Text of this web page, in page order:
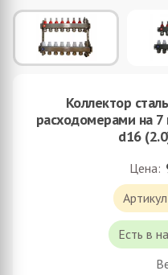
Коллектор
расходомерами на 7
d16
Есть в
Цена: